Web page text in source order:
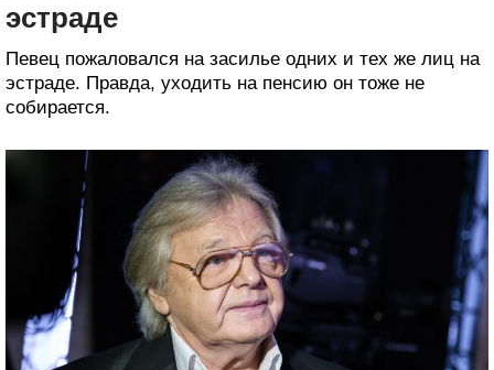
эстраде
Певец пожаловался на засилье одних и тех же лиц на
эстраде. Правда, уходить на пенсию он тоже не
собирается.